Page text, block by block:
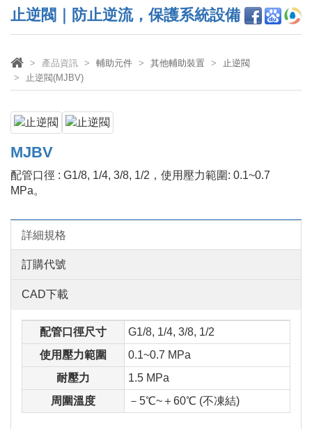
止逆閥｜防止逆流，保護系統設備
產品資訊 輔助元件 其他輔助裝置
止逆閥
止逆閥(MJBV)
MJBV
配管口徑 : G1/8, 1/4, 3/8, 1/2，使用壓力範圍: 0.1~0.7
MPa。
詳細規格
訂購代號
CAD下載
配管口徑尺寸
G1/8, 1/4, 3/8, 1/2
使用壓力範圍
0.1~0.7 MPa
耐壓力
1.5 MPa
周圍溫度
－5℃~＋60℃ (不凍結)